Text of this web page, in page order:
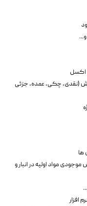
اکسل
(نقدی، چکی، عمده، جزئی
ها
مواد اولیه در انبار و
افزار